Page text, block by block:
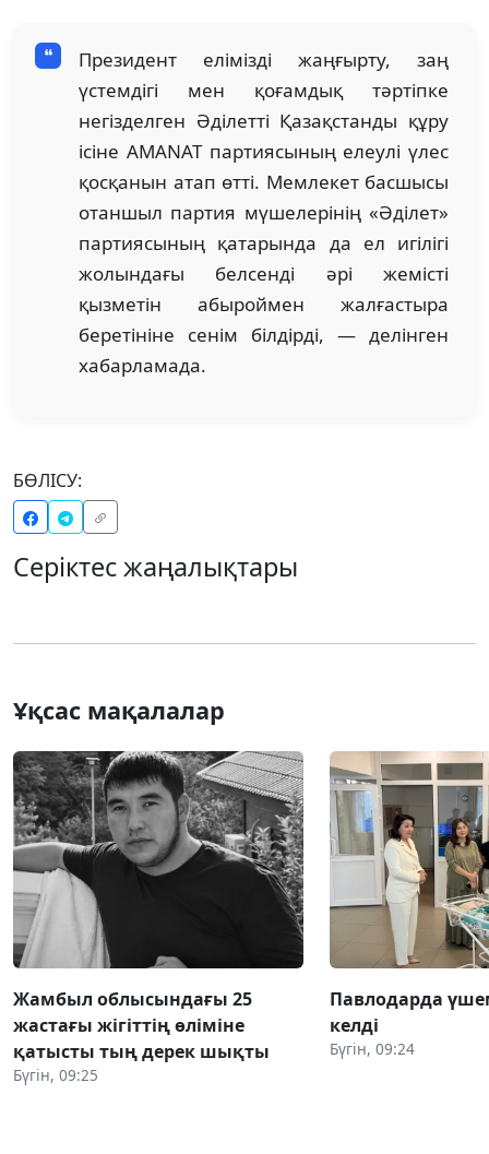
Президент елімізді жаңғырту, заң
үстемдігі мен қоғамдық тәртіпке
негізделген Әділетті Қазақстанды құру
ісіне AMANAT партиясының елеулі үлес
қосқанын атап өтті. Мемлекет басшысы
отаншыл партия мүшелерінің «Әділет»
партиясының қатарында да ел игілігі
жолындағы белсенді әрі жемісті
қызметін абыроймен жалғастыра
беретініне сенім білдірді, — делінген
хабарламада.
БӨЛІСУ:
Серіктес жаңалықтары
Ұқсас мақалалар
Жамбыл облысындағы 25
жастағы жігіттің өліміне
қатысты тың дерек шықты
Бүгін, 09:25
Павлодарда
келді
Бүгін, 09:24